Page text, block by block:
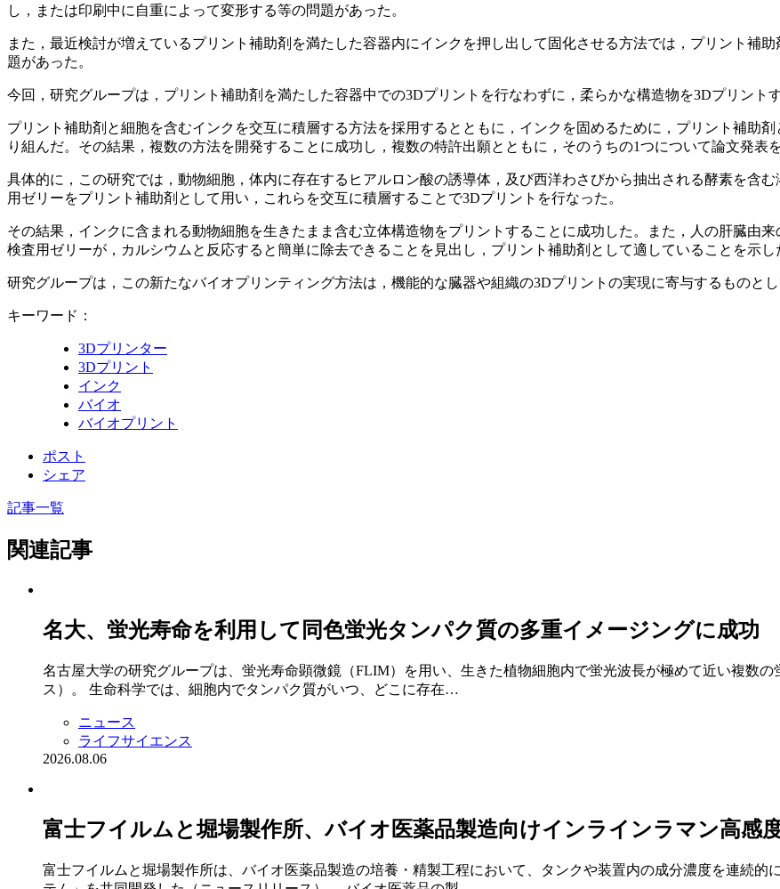
し，または印刷中に自重によって変形する等の問題があった。
また，最近検討が増えているプリント補助剤を満たした容器内にインクを押し出して固化させる方法では，プリント補
題があった。
今回，研究グループは，プリント補助剤を満たした容器中での3Dプリントを行なわずに，柔らかな構造物を3Dプリント
プリント補助剤と細胞を含むインクを交互に積層する方法を採用するとともに，インクを固めるために，プリント補助
り組んだ。その結果，複数の方法を開発することに成功し，複数の特許出願とともに，そのうちの1つについて論文発表を
具体的に，この研究では，動物細胞，体内に存在するヒアルロン酸の誘導体，及び西洋わさびから抽出される酵素を含
用ゼリーをプリント補助剤として用い，これらを交互に積層することで3Dプリントを行なった。
その結果，インクに含まれる動物細胞を生きたまま含む立体構造物をプリントすることに成功した。また，人の肝臓由
検査用ゼリーが，カルシウムと反応すると簡単に除去できることを見出し，プリント補助剤として適していることを示し
研究グループは，この新たなバイオプリンティング方法は，機能的な臓器や組織の3Dプリントの実現に寄与するものとし
キーワード：
3Dプリンター
3Dプリント
インク
バイオ
バイオプリント
ポスト
シェア
記事一覧
関連記事
名大、蛍光寿命を利用して同色蛍光タンパク質の多重イメージングに成功
名古屋大学の研究グループは、蛍光寿命顕微鏡（FLIM）を用い、生きた植物細胞内で蛍光波長が極めて近い複数
ス）。 生命科学では、細胞内でタンパク質がいつ、どこに存在…
ニュース
ライフサイエンス
2026.08.06
富士フイルムと堀場製作所、バイオ医薬品製造向けインラインラマン高感
富士フイルムと堀場製作所は、バイオ医薬品製造の培養・精製工程において、タンクや装置内の成分濃度を連続的